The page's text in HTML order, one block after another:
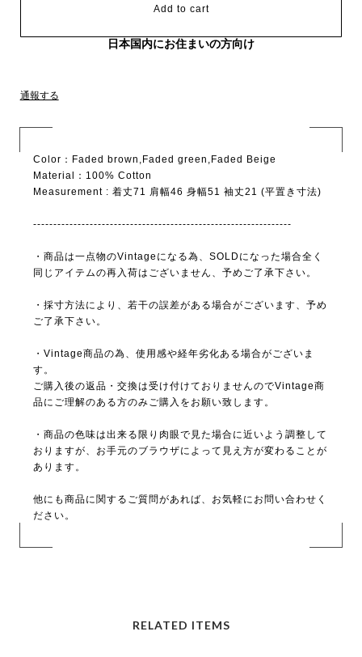
Add to cart
日本国内にお住まいの方向け
通報する
Color：Faded brown,Faded green,Faded Beige
Material：100% Cotton
Measurement : 着丈71 肩幅46 身幅51 袖丈21 (平置き寸法)
----------------------------------------------------------------
・商品は一点物のVintageになる為、SOLDになった場合全く
同じアイテムの再入荷はございません、予めご了承下さい。
・採寸方法により、若干の誤差がある場合がございます、予め
ご了承下さい。
・Vintage商品の為、使用感や経年劣化ある場合がございま
す。
ご購入後の返品・交換は受け付けておりませんのでVintage商
品にご理解のある方のみご購入をお願い致します。
・商品の色味は出来る限り肉眼で見た場合に近いよう調整して
おりますが、お手元のブラウザによって見え方が変わることが
あります。
他にも商品に関するご質問があれば、お気軽にお問い合わせく
ださい。
RELATED ITEMS